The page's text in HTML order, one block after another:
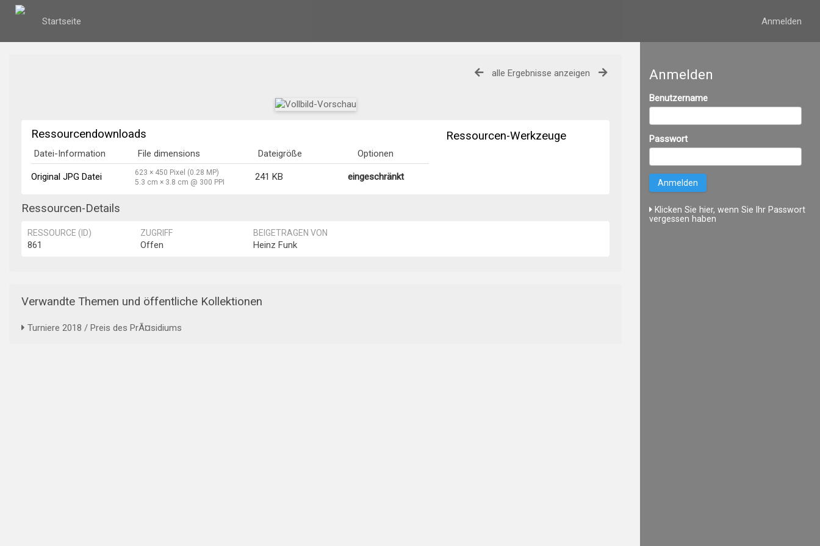
Anmelden
Startseite
Anmelden
Benutzername
Passwort
Klicken Sie hier, wenn Sie Ihr Passwort
vergessen haben
alle Ergebnisse anzeigen
Ressourcendownloads
Datei-Information File dimensions Dateigröße Optionen
Original JPG Datei
623 × 450 Pixel (0.28 MP)
5.3 cm × 3.8 cm @ 300 PPI
241 KB eingeschränkt
Ressourcen-Werkzeuge
Ressourcen-Details
RESSOURCE (ID)
861
ZUGRIFF
Offen
BEIGETRAGEN VON
Heinz Funk
Verwandte Themen und öffentliche Kollektionen
Turniere 2018 / Preis des PrÃ¤sidiums